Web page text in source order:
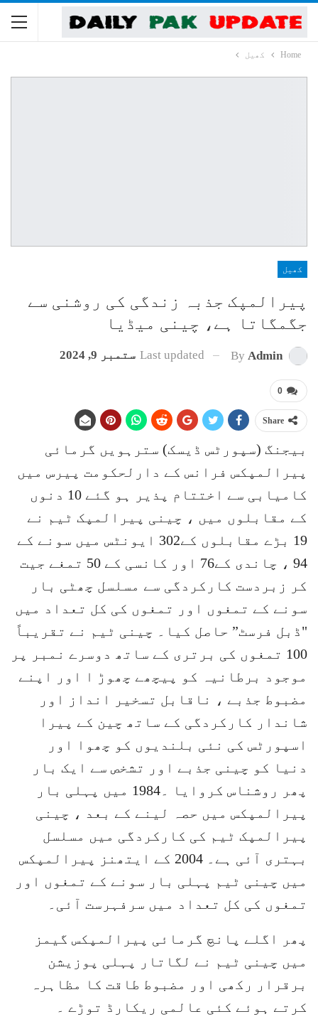
Home کھیل
کھیل
پیرالمپک جذبہ زندگی کی روشنی سے
جگمگاتا ہے، چینی میڈیا
By Admin
Last updated ستمبر 9, 2024
0
Share
بیجنگ (سپورٹس ڈیسک) سترہویں گرمائی
پیرالمپکس فرانس کے دارلحکومت پیرس میں
کامیابی سے اختتام پذیر ہو گئے 10 دنوں
کے مقابلوں میں ، چینی پیرالمپک ٹیم نے
19 بڑے مقابلوں کے302 ایونٹس میں سونے کے
94 ، چاندی کے76 اور کانسی کے 50 تمغے جیت
کر زبردست کارکردگی سے مسلسل چھٹی بار
سونے کے تمغوں اور تمغوں کی کل تعداد میں
"ڈبل فرسٹ” حاصل کیا۔ چینی ٹیم نے تقریباً
100 تمغوں کی برتری کے ساتھ دوسرے نمبر پر
موجود برطانیہ کو پیچھے چھوڑ ا اور اپنے
مضبوط جذبے ، ناقابل تسخیر انداز اور
شاندار کارکردگی کے ساتھ چین کے پیرا
اسپورٹس کی نئی بلندیوں کو چھوا اور
دنیا کو چینی جذبے اور تشخص سے ایک بار
پھر روشناس کروایا ۔1984 میں پہلی بار
پیرالمپکس میں حصہ لینے کے بعد ، چینی
پیرالمپک ٹیم کی کارکردگی میں مسلسل
بہتری آئی ہے۔ 2004 کے ایتھنز پیرالمپکس
میں چینی ٹیم پہلی بار سونے کے تمغوں اور
تمغوں کی کل تعداد میں سرفہرست آئی۔
پھر اگلے پانچ گرمائی پیرالمپکس گیمز
میں چینی ٹیم نے لگاتار پہلی پوزیشن
برقرار رکھی اور مضبوط طاقت کا مظاہرہ
کرتے ہوئے کئی عالمی ریکارڈ توڑے ۔